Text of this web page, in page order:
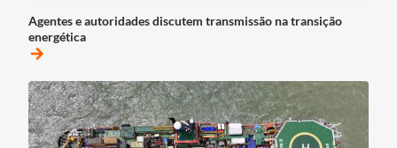
Agentes e autoridades discutem transmissão na transição
energética
arrow_forward